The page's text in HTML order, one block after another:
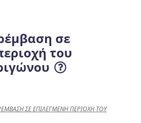
σε
του
ΣΕ ΕΠΙΛΕΓΜΕΝΗ ΠΕΡΙΟΧΗ ΤΟΥ